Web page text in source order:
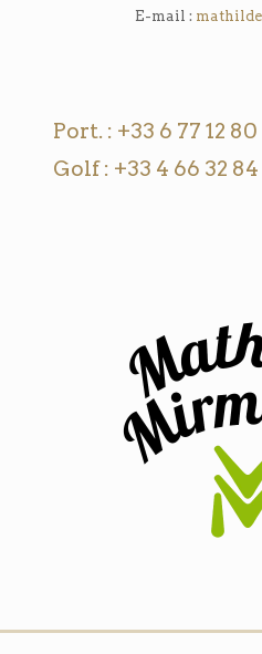
E-mail :
Port. : +33 6 77 12 80
Golf : +33 4 66 32